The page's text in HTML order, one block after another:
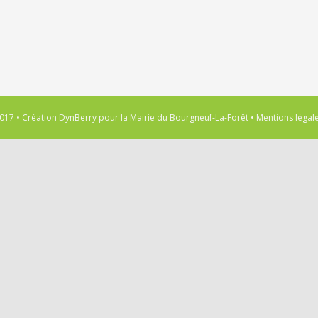
• Création DynBerry pour la Mairie du Bourgneuf-La-Forêt • Mentions